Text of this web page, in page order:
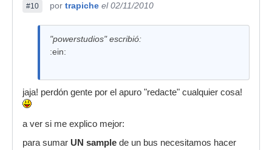
#10 por trapiche el 02/11/2010
"powerstudios" escribió:
:ein:
jaja! perdón gente por el apuro "redacte" cualquier cosa!
a ver si me explico mejor:
para sumar UN sample de un bus necesitamos hacer